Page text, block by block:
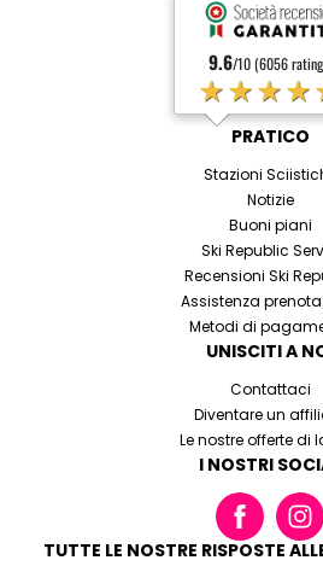
9.6/10 (6056
PRATICO
Stazioni
Notizie
Buoni piani
Ski Republic
Recensioni Ski
Assistenza
Metodi di
UNISCITI A
Contattaci
Diventare un
Le nostre offerte di
I NOSTRI
TUTTE LE NOSTRE RISPOSTE